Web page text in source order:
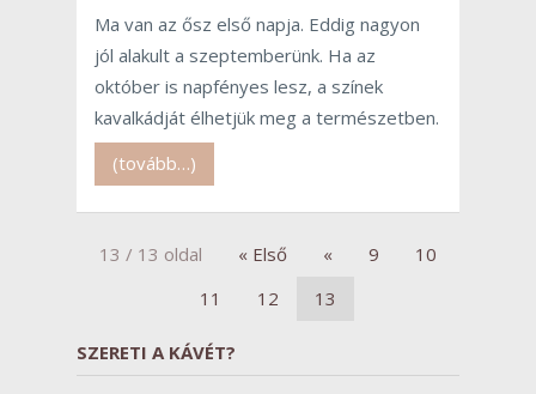
Ma van az ősz első napja. Eddig nagyon
jól alakult a szeptemberünk. Ha az
október is napfényes lesz, a színek
kavalkádját élhetjük meg a természetben.
(tovább…)
13 / 13 oldal « Első « 9
10
11
12 13
SZERETI A KÁVÉT?